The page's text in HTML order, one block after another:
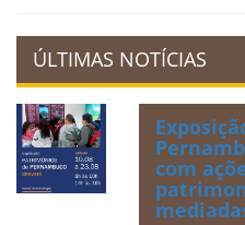
ÚLTIMAS NOTÍCIAS
com